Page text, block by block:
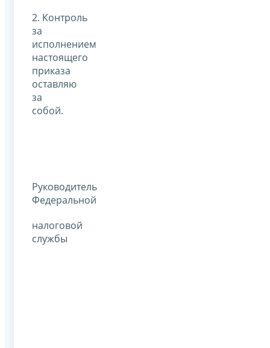
2. Контроль
за
исполнением
настоящего
приказа
оставляю
за
собой.
Руководитель
Федеральной
налоговой
службы